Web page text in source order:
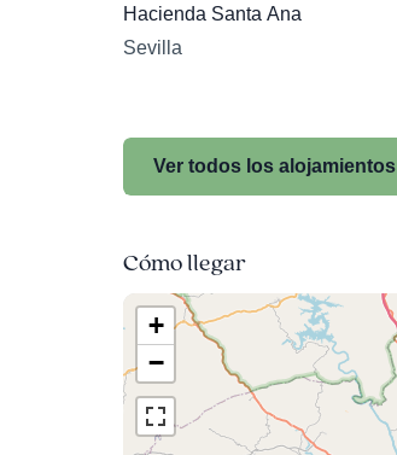
Hacienda Santa Ana
Sevilla
Ver todos los alojamientos
Cómo llegar
+
−